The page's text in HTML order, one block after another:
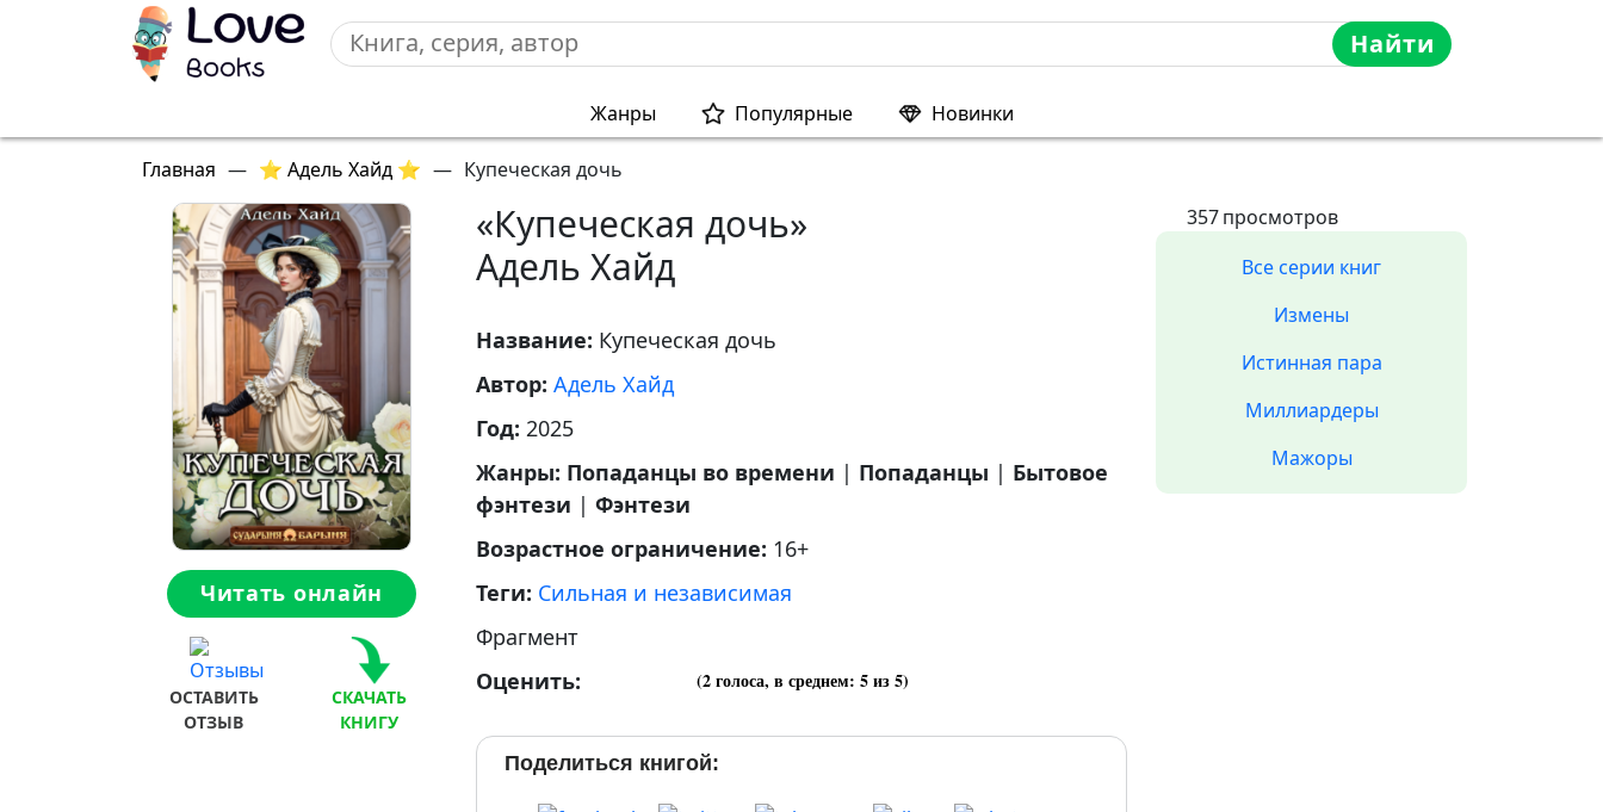
Найти
Жанры Популярные Новинки
Главная — ⭐ Адель Хайд ⭐ — Купеческая дочь
Читать онлайн
ОСТАВИТЬ
ОТЗЫВ
СКАЧАТЬ
КНИГУ
«Купеческая дочь»
Адель Хайд
Название: Купеческая дочь
Автор: Адель Хайд
Год: 2025
Жанры: Попаданцы во времени | Попаданцы | Бытовое
фэнтези | Фэнтези
Возрастное ограничение: 16+
Теги: Сильная и независимая
Фрагмент
Оценить:
(2голоса, в среднем: 5из 5)
Поделиться книгой:
357просмотров
Все серии книг
Измены
Истинная пара
Миллиардеры
Мажоры